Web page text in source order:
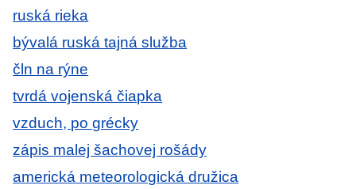
ruská rieka
bývalá ruská tajná služba
čln na rýne
tvrdá vojenská čiapka
vzduch, po grécky
zápis malej šachovej rošády
americká meteorologická družica